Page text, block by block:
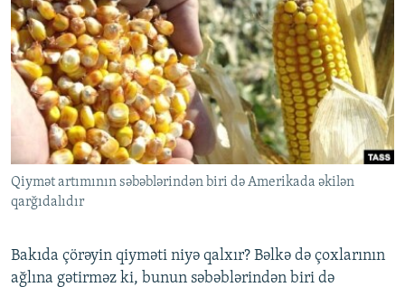
MULTIMEDIA
VIDEO
FOTOQALEREYA
İNFOQRAFIKA
KARIKATURA
RADIO ARXIV
OXU ZALI
AZƏRBAYCAN ƏDƏBIYYATI KITABXANASI
İSLAM VƏ DEMOKRATIYA
İZ - MƏDƏNIYYƏT PROQRAMI
HAQQIMIZDA
MISSIYAMIZ
PEŞƏ ETIKASI VƏ JURNALISTIKA STANDARTLARIMIZ
MATERIALLARIMIZDAN ISTIFADƏ
BIZIMLƏ ƏLAQƏ
XƏBƏR BÜLLETENLƏRIMIZ
BIZI IZLƏ
Qiymət artımının səbəblərindən biri də Amerikada əkilən
qarğıdalıdır
Bakıda çörəyin qiyməti niyə qalxır? Bəlkə də çoxlarının
ağlına gətirməz ki, bunun səbəblərindən biri də